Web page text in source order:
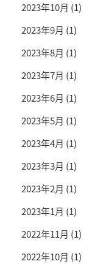
2023年10月 (1)
2023年9月 (1)
2023年8月 (1)
2023年7月 (1)
2023年6月 (1)
2023年5月 (1)
2023年4月 (1)
2023年3月 (1)
2023年2月 (1)
2023年1月 (1)
2022年11月 (1)
2022年10月 (1)